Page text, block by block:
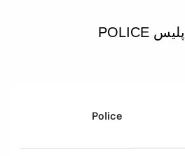
ساعت مچی مردانه پلیس POLICE
Police